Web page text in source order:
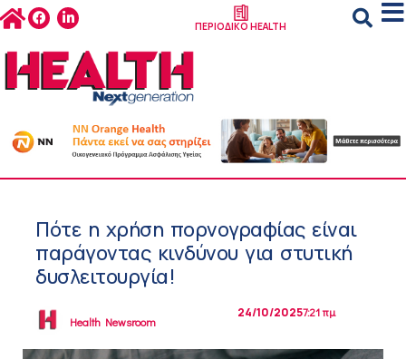
ΠΕΡΙΟΔΙΚΟ HEALTH
Πότε η χρήση πορνογραφίας είναι
παράγοντας κινδύνου για στυτική
δυσλειτουργία!
Health Newsroom
24/10/20257:21 πμ